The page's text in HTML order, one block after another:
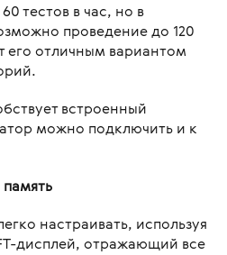
тестов в час, но в
проведение до 120
его отличным вариантом
встроенный
можно подключить и к
настраивать, используя
дисплей, отражающий все